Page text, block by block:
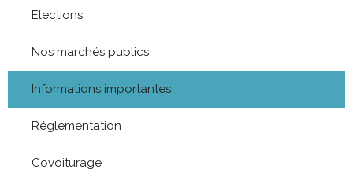
Elections
Nos marchés publics
Informations importantes
Réglementation
Covoiturage